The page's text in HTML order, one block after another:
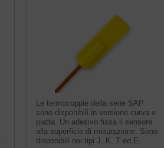
Le termocoppie della serie SAP
sono disponibili in versione curva e
piatta. Un adesivo fissa il sensore
alla superficie di misurazione. Sono
disponibili nei tipi J, K, T ed E.